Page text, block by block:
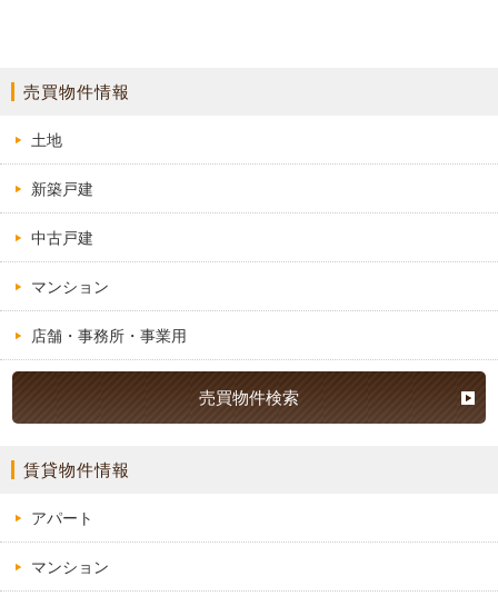
売買物件情報
土地
新築戸建
中古戸建
マンション
店舗・事務所・事業用
売買物件検索
賃貸物件情報
アパート
マンション